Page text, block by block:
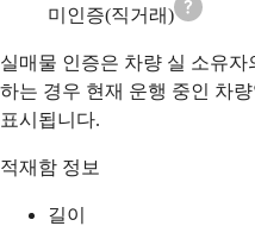
미인증(직거래)
실매물 인증은 차량 실 소유
하는 경우 현재 운행 중인 차
표시됩니다.
적재함 정보
길이